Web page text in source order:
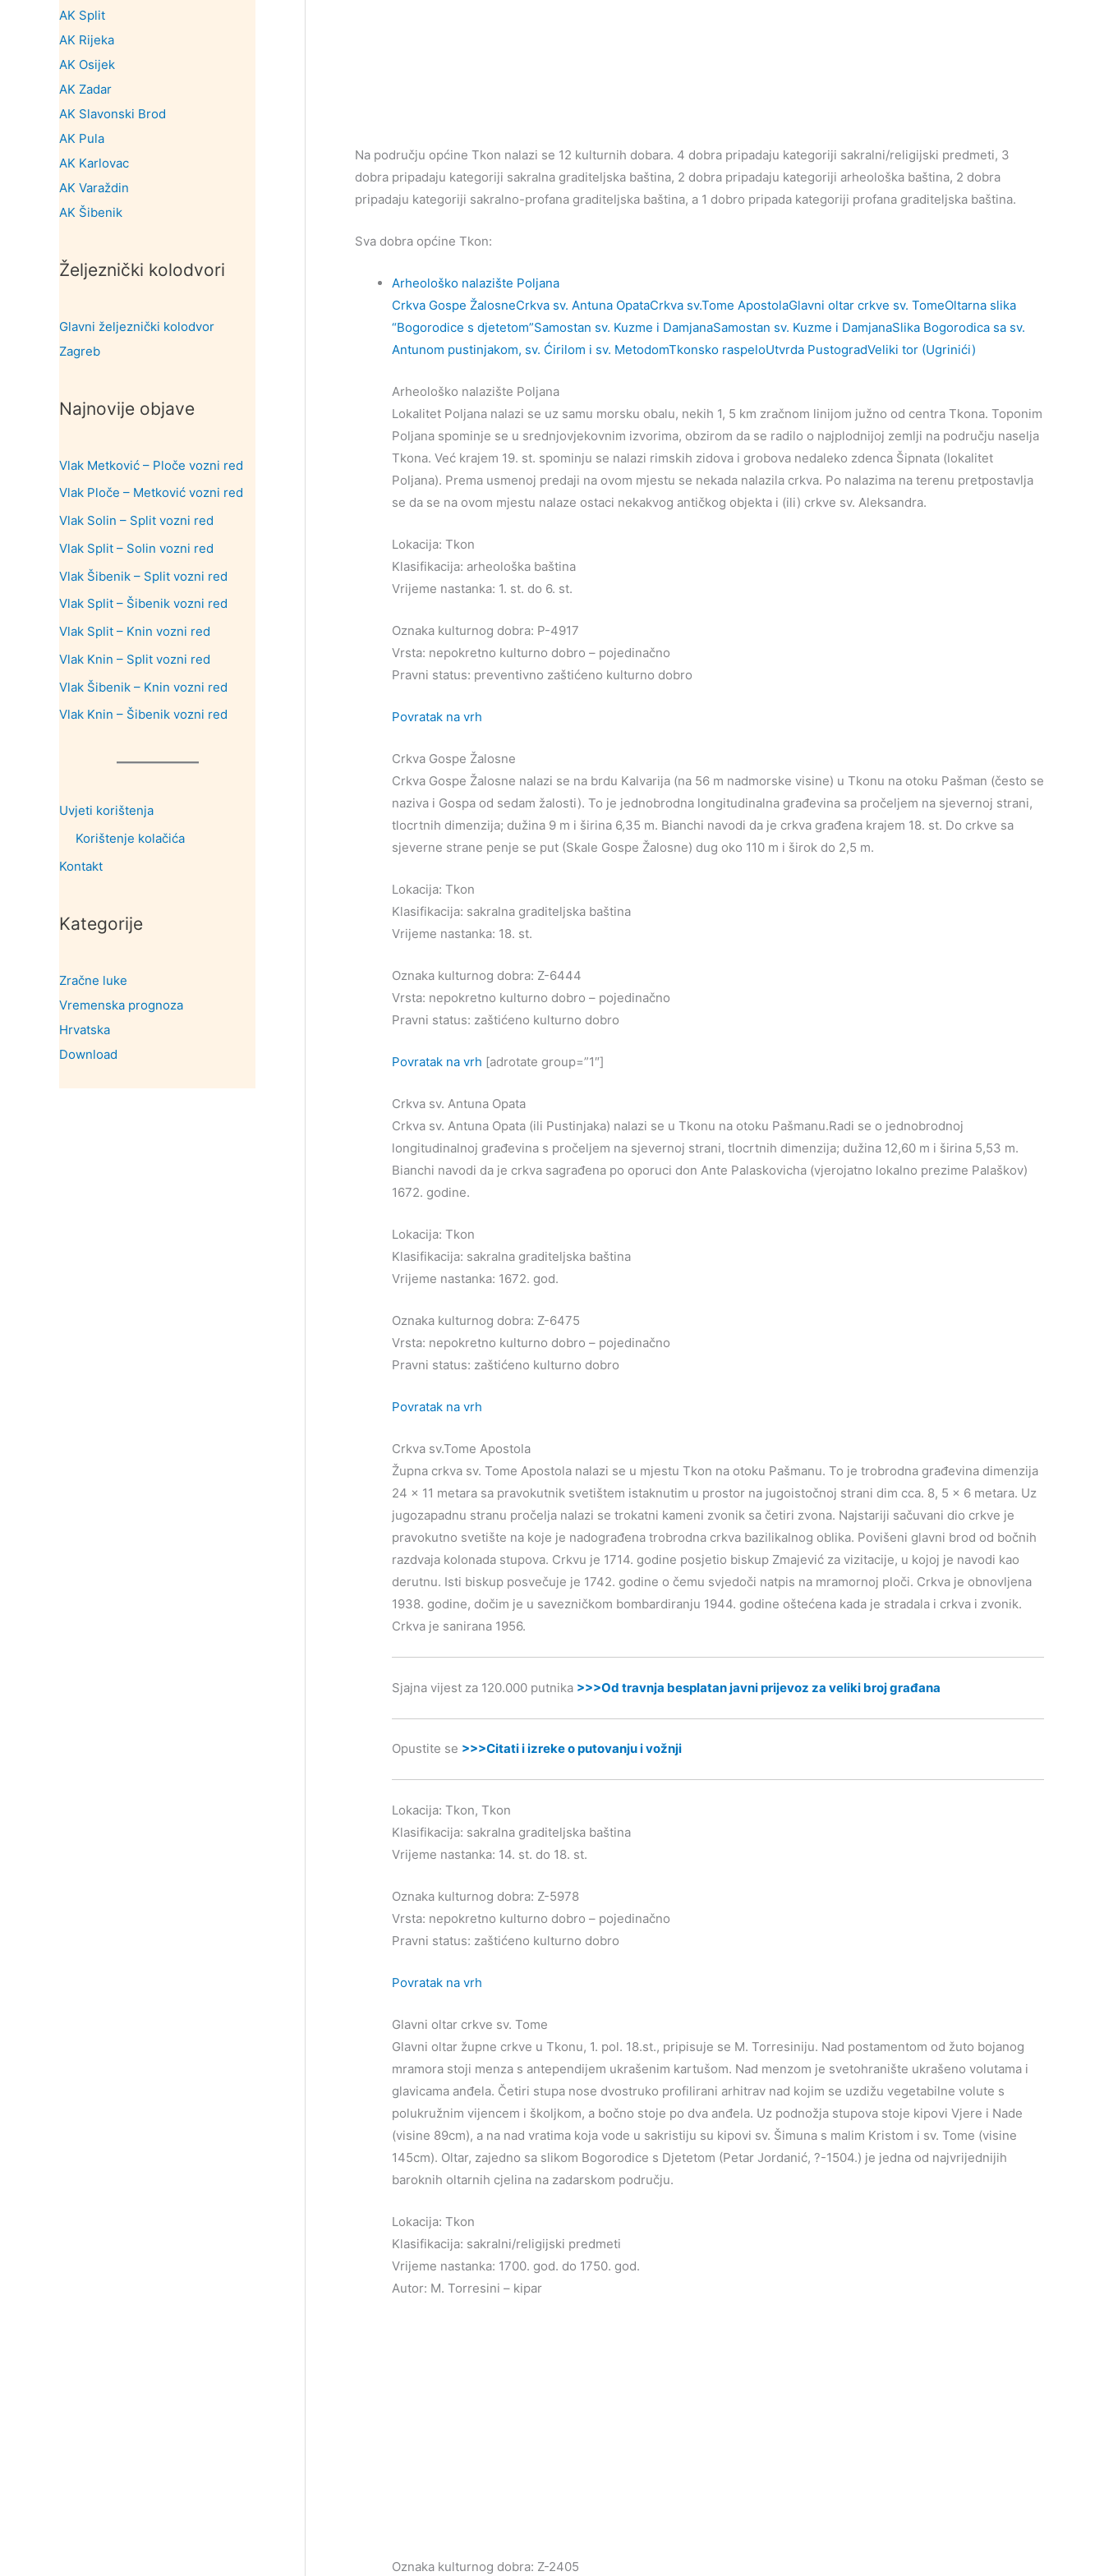
AK Split
AK Rijeka
AK Osijek
AK Zadar
AK Slavonski Brod
AK Pula
AK Karlovac
AK Varaždin
AK Šibenik
Željeznički kolodvori
Glavni željeznički kolodvor
Zagreb
Najnovije objave
Vlak Metković – Ploče vozni red
Vlak Ploče – Metković vozni red
Vlak Solin – Split vozni red
Vlak Split – Solin vozni red
Vlak Šibenik – Split vozni red
Vlak Split – Šibenik vozni red
Vlak Split – Knin vozni red
Vlak Knin – Split vozni red
Vlak Šibenik – Knin vozni red
Vlak Knin – Šibenik vozni red
Uvjeti korištenja
Korištenje kolačića
Kontakt
Kategorije
Zračne luke
Vremenska prognoza
Hrvatska
Download
Na području općine Tkon nalazi se 12 kulturnih dobara. 4 dobra pripadaju kategoriji sakralni/religijski predmeti, 3
dobra pripadaju kategoriji sakralna graditeljska baština, 2 dobra pripadaju kategoriji arheološka baština, 2 dobra
pripadaju kategoriji sakralno-profana graditeljska baština, a 1 dobro pripada kategoriji profana graditeljska baština.
Sva dobra općine Tkon:
Arheološko nalazište Poljana
Crkva Gospe ŽalosneCrkva sv. Antuna OpataCrkva sv.Tome ApostolaGlavni oltar crkve sv. TomeOltarna slika
“Bogorodice s djetetom”Samostan sv. Kuzme i DamjanaSamostan sv. Kuzme i DamjanaSlika Bogorodica sa sv.
Antunom pustinjakom, sv. Ćirilom i sv. MetodomTkonsko raspeloUtvrda PustogradVeliki tor (Ugrinići)
Arheološko nalazište Poljana
Lokalitet Poljana nalazi se uz samu morsku obalu, nekih 1, 5 km zračnom linijom južno od centra Tkona. Toponim
Poljana spominje se u srednjovjekovnim izvorima, obzirom da se radilo o najplodnijoj zemlji na području naselja
Tkona. Već krajem 19. st. spominju se nalazi rimskih zidova i grobova nedaleko zdenca Šipnata (lokalitet
Poljana). Prema usmenoj predaji na ovom mjestu se nekada nalazila crkva. Po nalazima na terenu pretpostavlja
se da se na ovom mjestu nalaze ostaci nekakvog antičkog objekta i (ili) crkve sv. Aleksandra.
Lokacija: Tkon
Klasifikacija: arheološka baština
Vrijeme nastanka: 1. st. do 6. st.
Oznaka kulturnog dobra: P-4917
Vrsta: nepokretno kulturno dobro – pojedinačno
Pravni status: preventivno zaštićeno kulturno dobro
Povratak na vrh
Crkva Gospe Žalosne
Crkva Gospe Žalosne nalazi se na brdu Kalvarija (na 56 m nadmorske visine) u Tkonu na otoku Pašman (često se
naziva i Gospa od sedam žalosti). To je jednobrodna longitudinalna građevina sa pročeljem na sjevernoj strani,
tlocrtnih dimenzija; dužina 9 m i širina 6,35 m. Bianchi navodi da je crkva građena krajem 18. st. Do crkve sa
sjeverne strane penje se put (Skale Gospe Žalosne) dug oko 110 m i širok do 2,5 m.
Lokacija: Tkon
Klasifikacija: sakralna graditeljska baština
Vrijeme nastanka: 18. st.
Oznaka kulturnog dobra: Z-6444
Vrsta: nepokretno kulturno dobro – pojedinačno
Pravni status: zaštićeno kulturno dobro
Povratak na vrh [adrotate group=”1″]
Crkva sv. Antuna Opata
Crkva sv. Antuna Opata (ili Pustinjaka) nalazi se u Tkonu na otoku Pašmanu.Radi se o jednobrodnoj
longitudinalnoj građevina s pročeljem na sjevernoj strani, tlocrtnih dimenzija; dužina 12,60 m i širina 5,53 m.
Bianchi navodi da je crkva sagrađena po oporuci don Ante Palaskovicha (vjerojatno lokalno prezime Palaškov)
1672. godine.
Lokacija: Tkon
Klasifikacija: sakralna graditeljska baština
Vrijeme nastanka: 1672. god.
Oznaka kulturnog dobra: Z-6475
Vrsta: nepokretno kulturno dobro – pojedinačno
Pravni status: zaštićeno kulturno dobro
Povratak na vrh
Crkva sv.Tome Apostola
Župna crkva sv. Tome Apostola nalazi se u mjestu Tkon na otoku Pašmanu. To je trobrodna građevina dimenzija
24 x 11 metara sa pravokutnik svetištem istaknutim u prostor na jugoistočnoj strani dim cca. 8, 5 x 6 metara. Uz
jugozapadnu stranu pročelja nalazi se trokatni kameni zvonik sa četiri zvona. Najstariji sačuvani dio crkve je
pravokutno svetište na koje je nadograđena trobrodna crkva bazilikalnog oblika. Povišeni glavni brod od bočnih
razdvaja kolonada stupova. Crkvu je 1714. godine posjetio biskup Zmajević za vizitacije, u kojoj je navodi kao
derutnu. Isti biskup posvečuje je 1742. godine o čemu svjedoči natpis na mramornoj ploči. Crkva je obnovljena
1938. godine, dočim je u savezničkom bombardiranju 1944. godine oštećena kada je stradala i crkva i zvonik.
Crkva je sanirana 1956.
Sjajna vijest za 120.000 putnika >>>Od travnja besplatan javni prijevoz za veliki broj građana
Opustite se >>>Citati i izreke o putovanju i vožnji
Lokacija: Tkon, Tkon
Klasifikacija: sakralna graditeljska baština
Vrijeme nastanka: 14. st. do 18. st.
Oznaka kulturnog dobra: Z-5978
Vrsta: nepokretno kulturno dobro – pojedinačno
Pravni status: zaštićeno kulturno dobro
Povratak na vrh
Glavni oltar crkve sv. Tome
Glavni oltar župne crkve u Tkonu, 1. pol. 18.st., pripisuje se M. Torresiniju. Nad postamentom od žuto bojanog
mramora stoji menza s antependijem ukrašenim kartušom. Nad menzom je svetohranište ukrašeno volutama i
glavicama anđela. Četiri stupa nose dvostruko profilirani arhitrav nad kojim se uzdižu vegetabilne volute s
polukružnim vijencem i školjkom, a bočno stoje po dva anđela. Uz podnožja stupova stoje kipovi Vjere i Nade
(visine 89cm), a na nad vratima koja vode u sakristiju su kipovi sv. Šimuna s malim Kristom i sv. Tome (visine
145cm). Oltar, zajedno sa slikom Bogorodice s Djetetom (Petar Jordanić, ?-1504.) je jedna od najvrijednijih
baroknih oltarnih cjelina na zadarskom području.
Lokacija: Tkon
Klasifikacija: sakralni/religijski predmeti
Vrijeme nastanka: 1700. god. do 1750. god.
Autor: M. Torresini – kipar
Oznaka kulturnog dobra: Z-2405